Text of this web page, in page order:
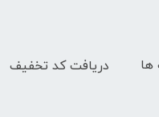
دریافت کد تخفیف ها